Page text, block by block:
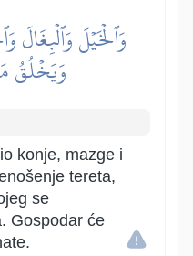
وَٱلۡخَيۡلَ وَٱلۡبِغَالَ
وَيَخۡلُقُ
konje, mazge i
tereta,
se
Gospodar će